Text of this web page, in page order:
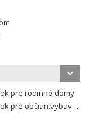
pre rodinné domy
pre občian.vybavenosť